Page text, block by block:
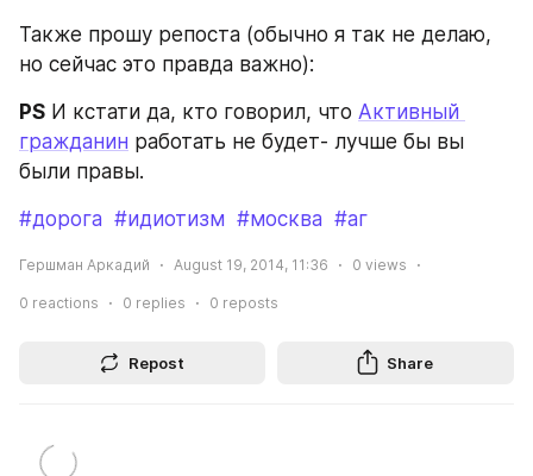
Также прошу репоста (обычно я так не делаю,
но сейчас это правда важно):
PS И кстати да, кто говорил, что Активный
гражданин работать не будет- лучше бы вы
были правы.
#дорога #идиотизм #москва #аг
Гершман Аркадий August 19, 2014, 11:36 0 views
0 reactions 0 replies 0 reposts
Repost Share